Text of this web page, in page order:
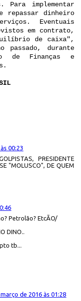
Para implementar
repassar dinheiro
Eventuais
em contrato,
de caixa",
passado, durante
de Finanças e
00:23
PRESIDENTE
"MOLUSCO", DE QUEM
Petrolão? EtcÃO/
DINO..
tb...
de 2016 às 01:28